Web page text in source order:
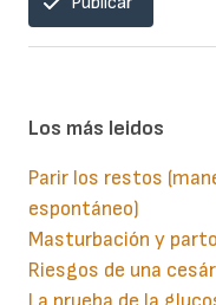
Los más leidos
Parir los restos
espontáneo)
Masturbación y parto
Riesgos de una